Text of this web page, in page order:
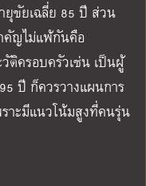
ขัยเฉลี่ย 85 ปี ส่วน
คัญไม่แพ้กันคือ
ติครอบครัวเช่น เป็นผู้
ปี ก็ควรวางแผนการ
าะมีแนวโน้มสูงที่คนรุ่น